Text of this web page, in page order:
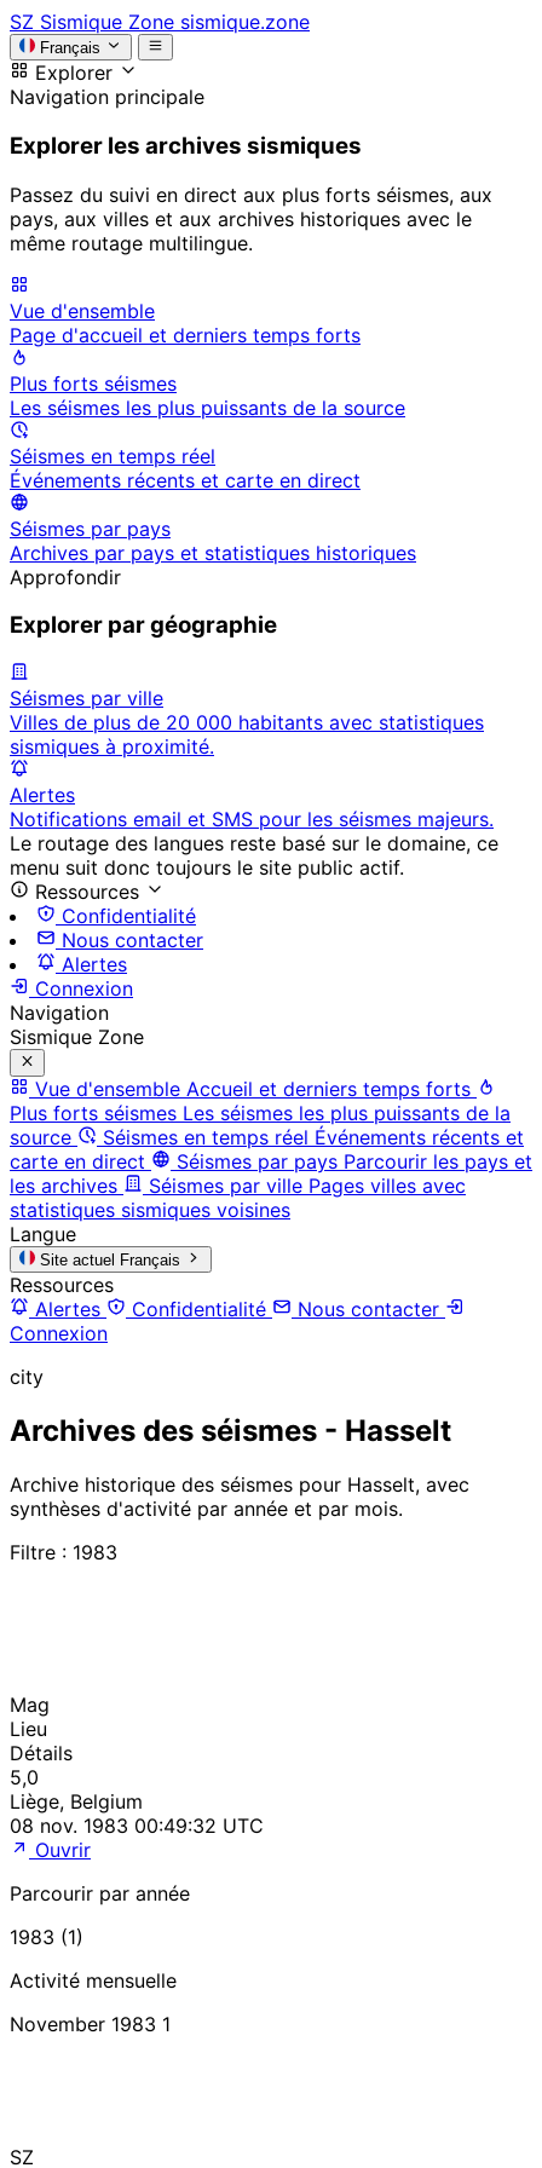
SZ Sismique Zone sismique.zone
Français
Explorer
Navigation principale
Explorer les archives sismiques
Passez du suivi en direct aux plus forts séismes, aux
pays, aux villes et aux archives historiques avec le
même routage multilingue.
Vue d'ensemble
Page d'accueil et derniers temps forts
Plus forts séismes
Les séismes les plus puissants de la source
Séismes en temps réel
Événements récents et carte en direct
Séismes par pays
Archives par pays et statistiques historiques
Approfondir
Explorer par géographie
Séismes par ville
Villes de plus de 20 000 habitants avec statistiques
sismiques à proximité.
Alertes
Notifications email et SMS pour les séismes majeurs.
Le routage des langues reste basé sur le domaine, ce
menu suit donc toujours le site public actif.
Ressources
Confidentialité
Nous contacter
Alertes
Connexion
Navigation
Sismique Zone
Vue d'ensemble Accueil et derniers temps forts
Plus forts séismes Les séismes les plus puissants de la
source
Séismes en temps réel Événements récents et
carte en direct
Séismes par pays Parcourir les pays et
les archives
Séismes par ville Pages villes avec
statistiques sismiques voisines
Langue
Site actuel Français
Ressources
Alertes
Confidentialité
Nous contacter
Connexion
city
Archives des séismes - Hasselt
Archive historique des séismes pour Hasselt, avec
synthèses d'activité par année et par mois.
Filtre : 1983
Mag
Lieu
Détails
5,0
Liège, Belgium
08 nov. 1983 00:49:32 UTC
Ouvrir
Parcourir par année
1983 (1)
Activité mensuelle
November 1983 1
SZ